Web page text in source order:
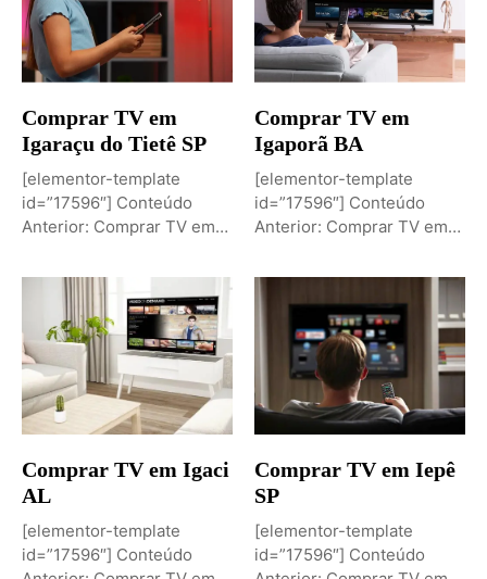
Comprar TV em
Igaraçu do Tietê SP
[elementor-template
id=”17596″] Conteúdo
Anterior: Comprar TV em
Conteúdo: Sobremesa de...
Comprar TV em
Igaporã BA
[elementor-template
id=”17596″] Conteúdo
Anterior: Comprar TV em
Comprar TV...
Comprar TV em Igaci
AL
[elementor-template
id=”17596″] Conteúdo
Comprar TV em Iepê
SP
[elementor-template
id=”17596″] Conteúdo